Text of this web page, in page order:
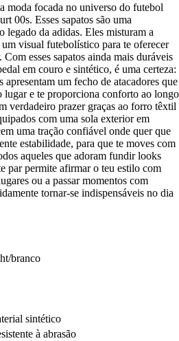
moda focada no universo do futebol
00s. Esses sapatos são uma
legado da adidas. Eles misturam a
visual futebolístico para te oferecer
esses sapatos ainda mais duráveis
em couro e sintético, é uma certeza:
apresentam um fecho de atacadores que
lugar e te proporciona conforto ao longo
verdadeiro prazer graças ao forro têxtil
com uma sola exterior em
uma tração confiável onde quer que
estabilidade, para que te moves com
aqueles que adoram fundir looks
par permite afirmar o teu estilo com
ou a passar momentos com
tornar-se indispensáveis no dia
branco
sintético
à abrasão